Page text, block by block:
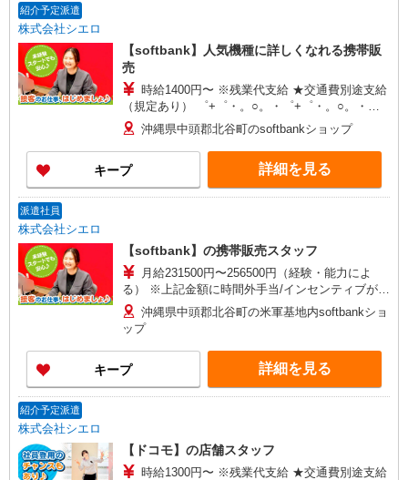
紹介予定派遣
株式会社シエロ
【softbank】人気機種に詳しくなれる携帯販
売
時給1400円〜 ※残業代支給 ★交通費別途支給
（規定あり） ゜+゜・。○。・゜+゜・。○。・゜
+゜ 入社祝い金10万円支給(規定有) お友達を紹介
頂くと, インセンティブ支給(規定有) ★月2回払
い・週払い可能（規程有）★ ゜・。○。・゜
+゜・。○。・゜+゜
沖縄県中頭郡北谷町のsoftbankショップ
キープ 詳細を見る
派遣社員
株式会社シエロ
【softbank】の携帯販売スタッフ
月給231500円〜256500円（経験・能力によ
る） ※上記金額に時間外手当/インセンティブが加
算・賞与あり・時間外手当あり（平均残業時間：
10h/月）・地域手当/職能手当あり・Workstyle支
援金（4000円/月）あり・実績によりインセンティ
ブあり ★交通費別途支給（規定あり） ゜+゜・。
○。・゜+゜・。○。・゜+゜ 入社祝い金10万円支
給(規定有) お友達を紹介頂くと, インセンティブ支
沖縄県中頭郡北谷町の米軍基地内softbankショ
ップ
キープ 詳細を見る
紹介予定派遣
株式会社シエロ
【ドコモ】の店舗スタッフ
時給1300円〜 ※残業代支給 ★交通費別途支給